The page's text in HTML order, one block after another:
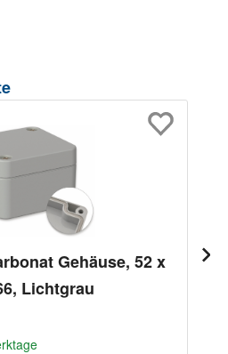
Gehäuse, 52 x
Lichtgrau